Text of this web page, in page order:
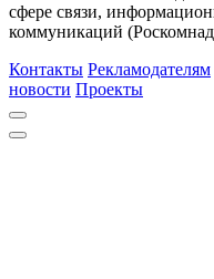
сфере связи,
коммуникаций
Контакты Рекламодателям
новости Проекты